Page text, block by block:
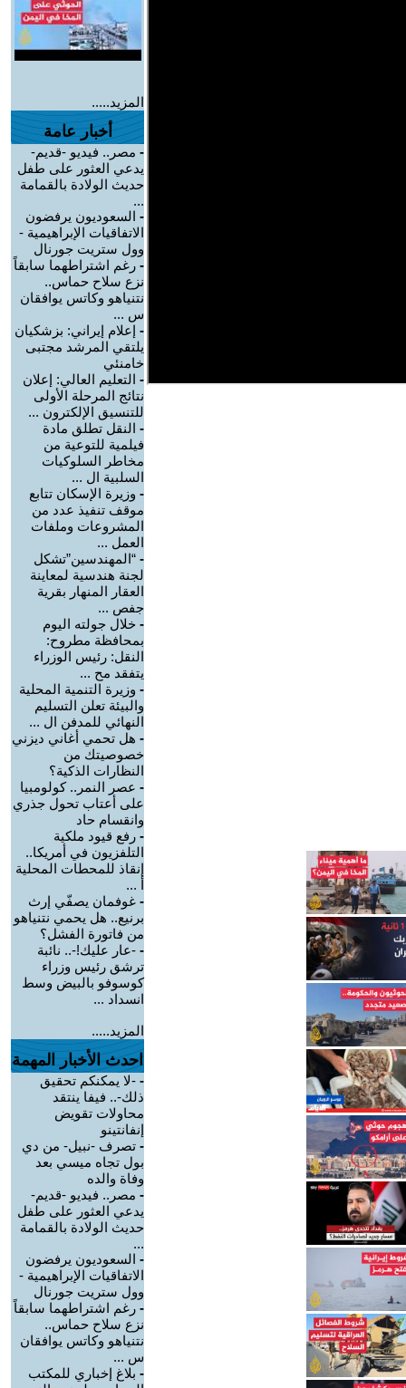
المزيد.....
أخبار عامة
- مصر.. فيديو -قديم-
يدعي العثور على طفل
حديث الولادة بالقمامة
...
- السعوديون يرفضون
الاتفاقيات الإبراهيمية -
وول ستريت جورنال
- رغم اشتراطهما سابقاً
نزع سلاح حماس..
نتنياهو وكاتس يوافقان
س ...
- إعلام إيراني: بزشكيان
يلتقي المرشد مجتبى
خامنئي
- التعليم العالي: إعلان
نتائج المرحلة الأولى
للتنسيق الإلكترون ...
- النقل تطلق مادة
فيلمية للتوعية من
مخاطر السلوكيات
السلبية ال ...
- وزيرة الإسكان تتابع
موقف تنفيذ عدد من
المشروعات وملفات
العمل ...
- “المهندسين”تشكل
لجنة هندسية لمعاينة
العقار المنهار بقرية
جفص ...
- خلال جولته اليوم
بمحافظة مطروح:
النقل: رئيس الوزراء
يتفقد مح ...
- وزيرة التنمية المحلية
والبيئة تعلن التسليم
النهائي للمدفن ال ...
- هل تحمي أغاني ديزني
خصوصيتك من
النظارات الذكية؟
- عصر النمر.. كولومبيا
على أعتاب تحول جذري
وانقسام حاد
- رفع قيود ملكية
التلفزيون في أمريكا..
إنقاذ للمحطات المحلية
أ ...
- غوفمان يصفّي إرث
برنيع.. هل يحمي نتنياهو
من فاتورة الفشل؟
- -عار عليك!-.. نائبة
ترشق رئيس وزراء
كوسوفو بالبيض وسط
انسداد ...
المزيد.....
احدث الأخبار المهمة
- -لا يمكنكم تحقيق
ذلك-.. فيفا ينتقد
محاولات تقويض
إنفانتينو
- تصرف -نبيل- من دي
بول تجاه ميسي بعد
وفاة والده
- مصر.. فيديو -قديم-
يدعي العثور على طفل
حديث الولادة بالقمامة
...
- السعوديون يرفضون
الاتفاقيات الإبراهيمية -
وول ستريت جورنال
- رغم اشتراطهما سابقاً
نزع سلاح حماس..
نتنياهو وكاتس يوافقان
س ...
- بلاغ إخباري للمكتب